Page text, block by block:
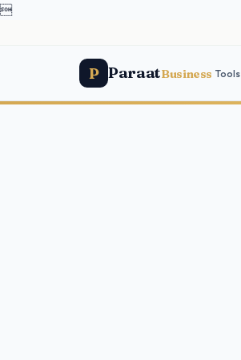

P ParaatBusiness Tools